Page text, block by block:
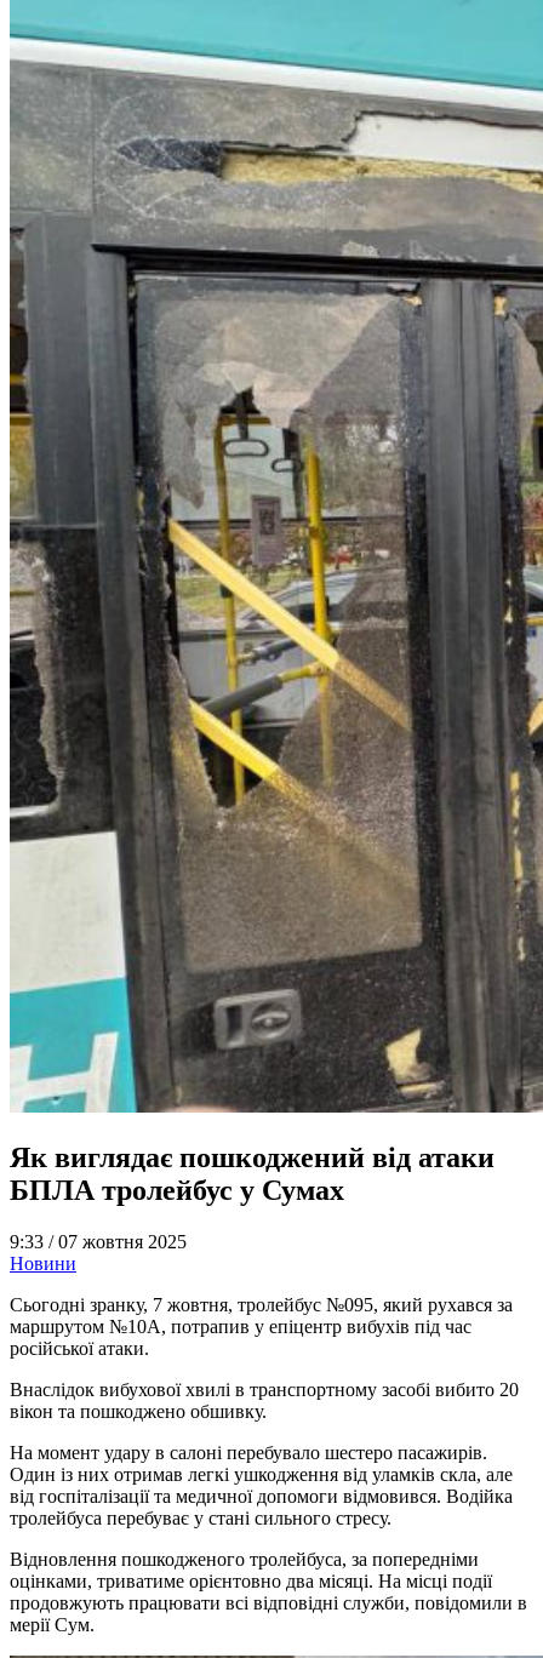
Як виглядає пошкоджений від атаки
БПЛА тролейбус у Сумах
9:33 /07 жовтня 2025
Новини
Сьогодні зранку, 7 жовтня, тролейбус №095, який рухався за
маршрутом №10А, потрапив у епіцентр вибухів під час
російської атаки.
Внаслідок вибухової хвилі в транспортному засобі вибито 20
вікон та пошкоджено обшивку.
На момент удару в салоні перебувало шестеро пасажирів.
Один із них отримав легкі ушкодження від уламків скла, але
від госпіталізації та медичної допомоги відмовився. Водійка
тролейбуса перебуває у стані сильного стресу.
Відновлення пошкодженого тролейбуса, за попередніми
оцінками, триватиме орієнтовно два місяці. На місці події
продовжують працювати всі відповідні служби, повідомили в
мерії Сум.